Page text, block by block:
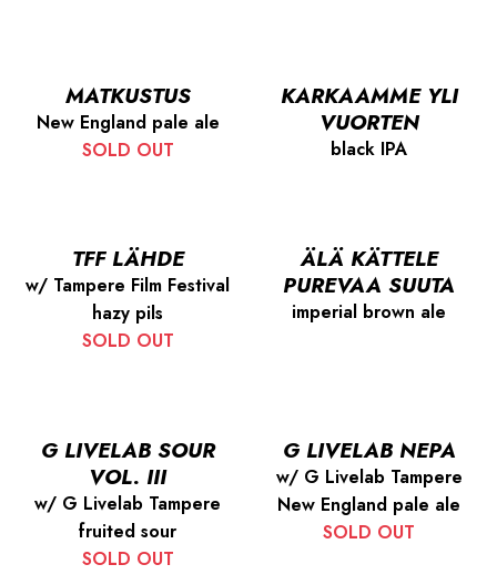
MATKUSTUS
New England pale ale
SOLD OUT
KARKAAMME YLI
VUORTEN
black IPA
TFF LÄHDE
w/ Tampere Film Festival
hazy pils
SOLD OUT
ÄLÄ KÄTTELE
PUREVAA SUUTA
imperial brown ale
G LIVELAB SOUR
VOL. III
w/ G Livelab Tampere
fruited sour
SOLD OUT
G LIVELAB NEPA
w/ G Livelab Tampere
New England pale ale
SOLD OUT